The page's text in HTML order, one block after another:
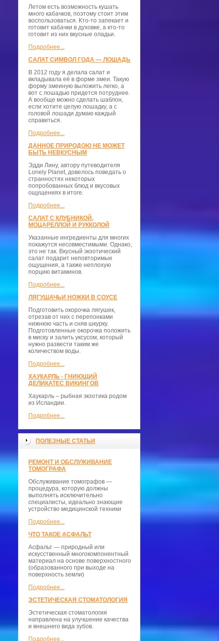
Летом есть возможность кушать
много кабачков, поэтому стоит этим
воспользоваться. Кто-то запекает и
готовит кабачки в духовке, а кто-то
готовит из них вкусные оладьи.
Подробнее...
САЛАТ СИМВОЛ ГОДА — ЛОШАДЬ
В 2012 году я делала салат и
вкладывала её в форме змеи. Такую
форму змеиную выложить легко, а
вот с лошадью придется потруднее.
А вообще можно сделать шаблон,
если хотите целую лошадку, а с
головой лошади думаю каждый
справиться.
Подробнее...
ДАННОЕ ПРИРОДОЮ НЕ МОЖЕТ
БЫТЬ НЕВКУСНЫМ
Эдди Лину, автору путеводителя
Lonely Planet, довелось поведать о
странностях некоторых
попробованных блюд и вкусовых
ощущениях в итоге.
Подробнее...
САЛАТ С КЛУБНИКОЙ,
МОЦАРЕЛЛОЙ И РУККОЛОЙ
Указанные ингредиенты для многих
покажутся несовместимыми. Однако,
это не так. Вкусный экзотический
салат подарит неповторимые
ощущения, а также неплохую
порцию витаминов.
Подробнее...
ЛЯГУШАЧЬИ НОЖКИ В СОУСЕ
Подготовить окорочка лягушек,
отрезав от них с перепонками
нижнюю часть и сняв шкурку.
Подготовленные окорочка положить
в миску и залить уксусом, который
нужно развести таким же
количеством воды.
Подробнее...
ХАУКАРЛЬ - ГНИЮЩИЙ
ДЕЛИКАТЕС ВИКИНГОВ
Хаукарль – рыбная экзотика родом
из Исландии.
Подробнее...
ПОЛЕЗНЫЕ СТАТЬИ
РЕМОНТ И ОБСЛУЖИВАНИЕ
ТОМОГРАФА
Обслуживание томографов —
процедура, которую должны
выполнять исключительно
специалисты, идеально знающие
устройство медицинской техники
Подробнее...
ЧТО ТАКОЕ АСФАЛЬТ
Асфальт — природный или
искусственный многокомпонентный
материал на основе поверхностного
(образованного при выходе на
поверхность земли)
Подробнее...
ЭСТЕТИЧЕСКАЯ СТОМАТОЛОГИЯ
Эстетическая стоматология
направлена на улучшение качества
и внешнего вида зубов.
Подробнее...